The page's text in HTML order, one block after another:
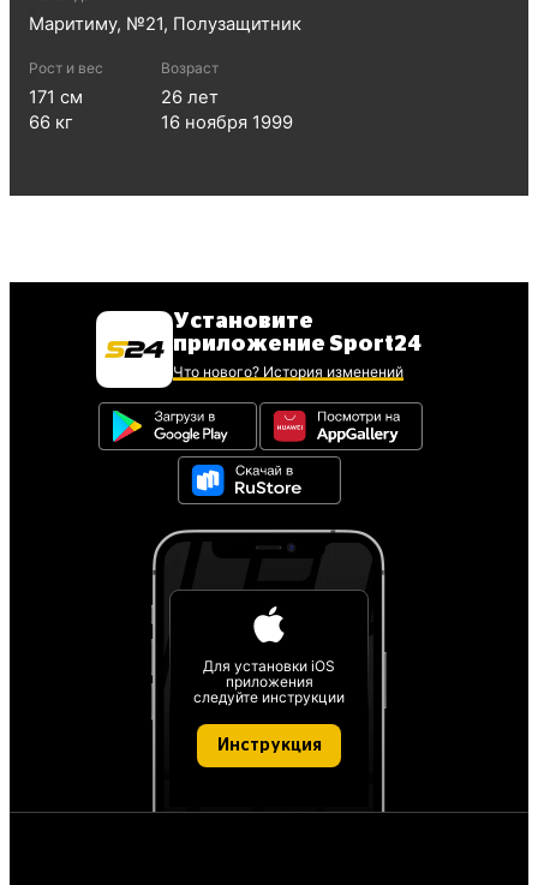
Маритиму, №21, Полузащитник
Рост и вес
171 см
66 кг
Возраст
26 лет
16 ноября 1999
Установите
приложение Sport24
Что нового? История изменений
Для установки iOS
приложения
следуйте инструкции
Инструкция